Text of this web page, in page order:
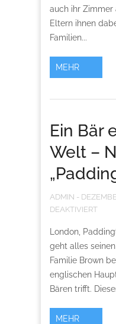
auch ihr Zimmer
Eltern ihnen
Familien...
MEHR
Ein Bär
Welt –
ADMIN -
DEAKTIVIERT
London,
geht alles
Familie Brown
englischen
Bären trifft.
MEHR